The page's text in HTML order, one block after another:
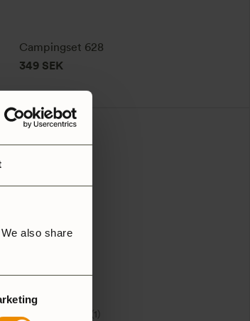
also share
Campingset 628
349 SEK
Tundra III
(1)